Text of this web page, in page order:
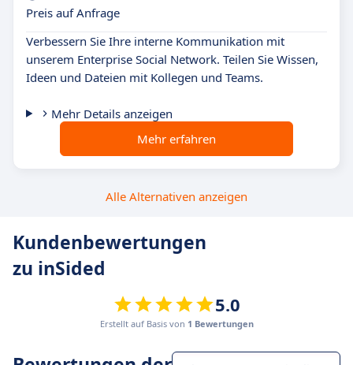
Preis auf Anfrage
Verbessern Sie Ihre interne Kommunikation mit
unserem Enterprise Social Network. Teilen Sie Wissen,
Ideen und Dateien mit Kollegen und Teams.
Mehr Details anzeigen
Mehr erfahren
Alle Alternativen anzeigen
Kundenbewertungen
zu inSided
5.0
Erstellt auf Basis von 1 Bewertungen